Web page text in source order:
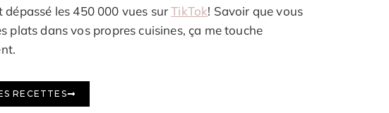
dépassé les 450 000 vues surTikTok! Savoir que vous
plats dans vos propres cuisines, ça me touche
RECETTES